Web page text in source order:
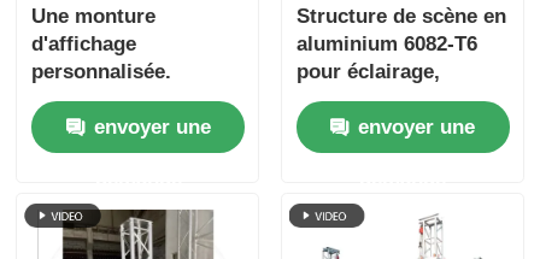
Une monture
d'affichage
personnalisée.
envoyer une
Structure de scène en
aluminium 6082-T6
pour éclairage,
400x400mm, avec
collier de serrage
envoyer une